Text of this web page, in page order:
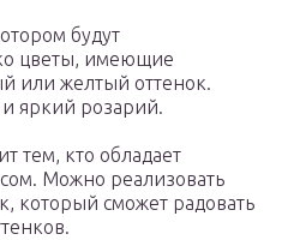
будут
цветы, имеющие
или желтый оттенок.
яркий розарий.
тем, кто обладает
Можно реализовать
который сможет радовать